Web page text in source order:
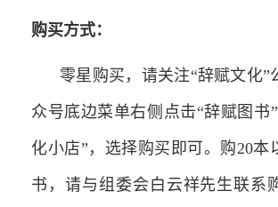
购买方式：
零星购买，请关注“辞赋文化”
众号底边菜单右侧点击“辞赋图书
化小店”，选择购买即可。购20本
书，请与组委会白云祥先生联系